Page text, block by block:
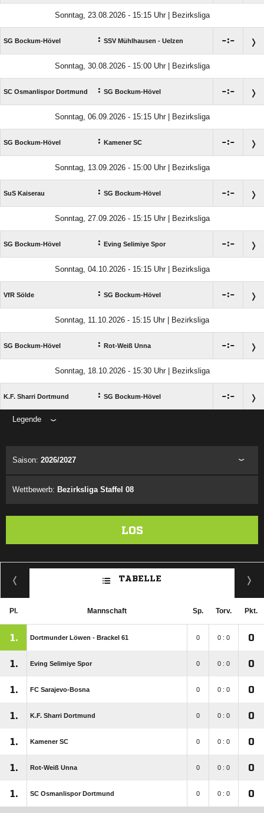
Sonntag, 23.08.2026 - 15:15 Uhr | Bezirksliga
SG Bockum-Hövel : SSV Mühlhausen - Uelzen :
Sonntag, 30.08.2026 - 15:00 Uhr | Bezirksliga
SC Osmanlispor Dortmund : SG Bockum-Hövel :
Sonntag, 06.09.2026 - 15:15 Uhr | Bezirksliga
SG Bockum-Hövel : Kamener SC :
Sonntag, 13.09.2026 - 15:00 Uhr | Bezirksliga
SuS Kaiserau : SG Bockum-Hövel :
Sonntag, 27.09.2026 - 15:15 Uhr | Bezirksliga
SG Bockum-Hövel : Eving Selimiye Spor :
Sonntag, 04.10.2026 - 15:15 Uhr | Bezirksliga
VfR Sölde : SG Bockum-Hövel :
Sonntag, 11.10.2026 - 15:15 Uhr | Bezirksliga
SG Bockum-Hövel : Rot-Weiß Unna :
Sonntag, 18.10.2026 - 15:30 Uhr | Bezirksliga
K.F. Sharri Dortmund : SG Bockum-Hövel :
Legende
Saison: 2026/2027
Wettbewerb: Bezirksliga Staffel 08
LOS
TABELLE
Pl. Mannschaft Sp. Torv. Pkt.
1. Dortmunder Löwen - Brackel 61 0 0 : 0 0
1. Eving Selimiye Spor 0 0 : 0 0
1. FC Sarajevo-Bosna 0 0 : 0 0
1. K.F. Sharri Dortmund 0 0 : 0 0
1. Kamener SC 0 0 : 0 0
1. Rot-Weiß Unna 0 0 : 0 0
1. SC Osmanlispor Dortmund 0 0 : 0 0